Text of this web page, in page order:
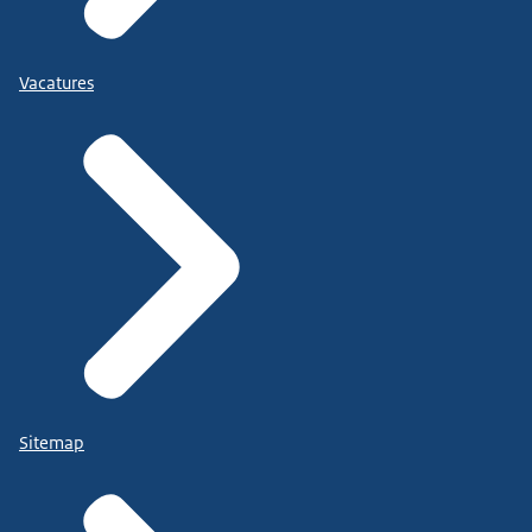
Vacatures
Sitemap